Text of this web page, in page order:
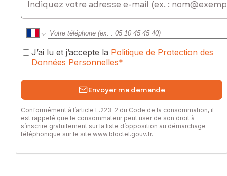
J’ai lu et j’accepte la Politique de Protection des
Données Personnelles*
Envoyer ma demande
Conformément à l’article L.223-2 du Code de la consommation, il
est rappelé que le consommateur peut user de son droit à
s’inscrire gratuitement sur la liste d’opposition au démarchage
téléphonique sur le site www.bloctel.gouv.fr.